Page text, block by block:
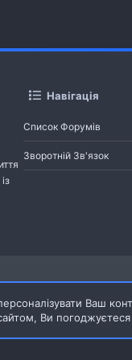
Навігація
Список Форумів
Зворотній Зв'язок
Pages
Ваш
Ви